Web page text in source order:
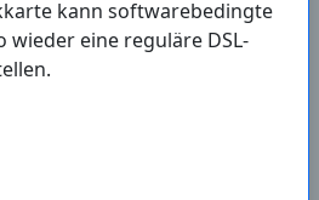
kann softwarebedingte
wieder eine reguläre DSL-